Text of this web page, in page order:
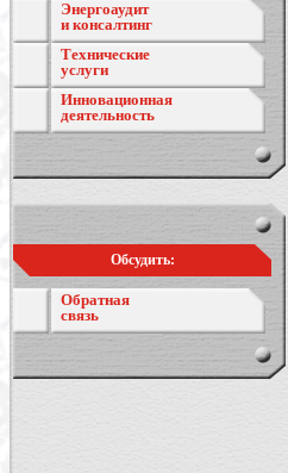
Энергоаудит
и консалтинг
Технические
услуги
Инновационная
деятельность
Обсудить:
Обратная
связь